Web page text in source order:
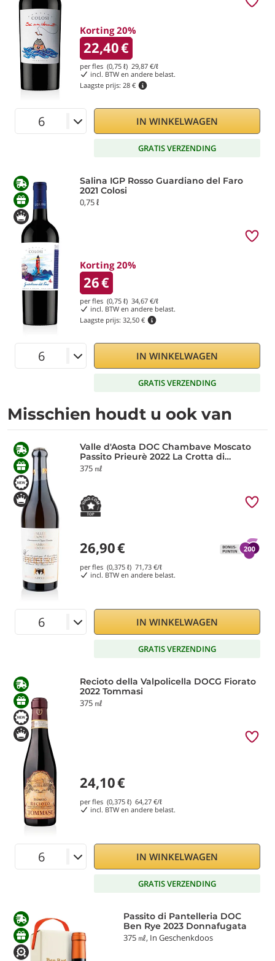
Korting 20%
22,40€
per fles (0,75 ℓ) 29,87 €/ℓ
incl. BTW en andere belast.
Laagste prijs: 28 €
IN WINKELWAGEN
GRATIS VERZENDING
Salina IGP Rosso Guardiano del Faro
2021 Colosi
0,75 ℓ
Korting 20%
26€
per fles (0,75 ℓ) 34,67 €/ℓ
incl. BTW en andere belast.
Laagste prijs: 32,50 €
IN WINKELWAGEN
GRATIS VERZENDING
Misschien houdt u ook van
Valle d'Aosta DOC Chambave Moscato
Passito Prieurè 2022 La Crotta di
Vegneron
375 ㎖
26,90€
per fles (0,375 ℓ) 71,73 €/ℓ
incl. BTW en andere belast.
IN WINKELWAGEN
GRATIS VERZENDING
Recioto della Valpolicella DOCG Fiorato
2022 Tommasi
375 ㎖
24,10€
per fles (0,375 ℓ) 64,27 €/ℓ
incl. BTW en andere belast.
IN WINKELWAGEN
GRATIS VERZENDING
Passito di Pantelleria DOC
Ben Rye 2023 Donnafugata
375 ㎖, In Geschenkdoos